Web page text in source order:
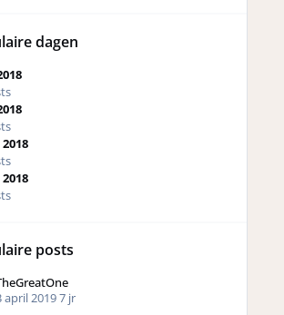
dagen
posts
april 20197 jr